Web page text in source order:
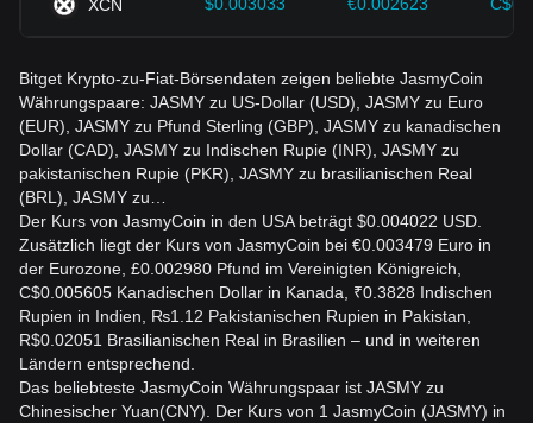
XCN
Bitget Krypto-zu-Fiat-Börsendaten zeigen beliebte JasmyCoin
Währungspaare: JASMY zu US-Dollar (USD), JASMY zu Euro
(EUR), JASMY zu Pfund Sterling (GBP), JASMY zu kanadischen
Dollar (CAD), JASMY zu Indischen Rupie (INR), JASMY zu
pakistanischen Rupie (PKR), JASMY zu brasilianischen Real
(BRL), JASMY zu…
Der Kurs von JasmyCoin in den USA beträgt $0.004022 USD.
Zusätzlich liegt der Kurs von JasmyCoin bei €0.003479 Euro in
der Eurozone, £0.002980 Pfund im Vereinigten Königreich,
C$0.005605 Kanadischen Dollar in Kanada, ₹0.3828 Indischen
Rupien in Indien, ₨1.12 Pakistanischen Rupien in Pakistan,
R$0.02051 Brasilianischen Real in Brasilien – und in weiteren
Ländern entsprechend.
Das beliebteste JasmyCoin Währungspaar ist JASMY zu
Chinesischer Yuan(CNY). Der Kurs von 1 JasmyCoin (JASMY) in